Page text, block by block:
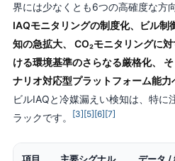
界には少なくとも6つの高確度な方
IAQモニタリングの制度化、ビル制
知の急拡大、 CO₂モニタリングに
ける環境基準のさらなる厳格化、
ナリオ対応型プラットフォーム能力
ビルIAQと冷媒漏えい検知は、特に
ラックです。
[3][5][6][7]